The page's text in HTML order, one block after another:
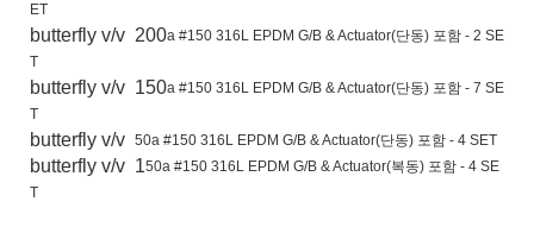
ET
butterfly v/v 200a #150 316L EPDM G/B & Actuator(단동) 포함 - 2 SE
T
butterfly v/v 150a #150 316L EPDM G/B & Actuator(단동) 포함 - 7 SE
T
butterfly v/v 50a #150 316L EPDM G/B & Actuator(단동) 포함 - 4 SET
butterfly v/v 150a #150 316L EPDM G/B & Actuator(복동) 포함 - 4 SE
T